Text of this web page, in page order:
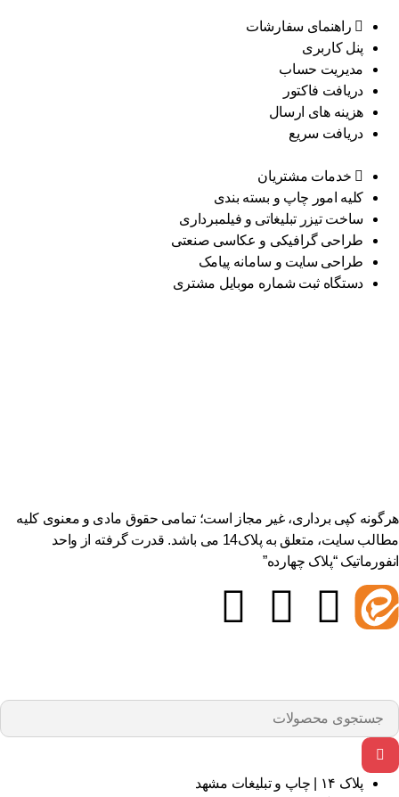
راهنمای سفارشات
پنل کاربری
مدیریت حساب
دریافت فاکتور
هزینه های ارسال
دریافت سریع
خدمات مشتریان
کلیه امور چاپ و بسته بندی
ساخت تیزر تبلیغاتی و فیلمبرداری
طراحی گرافیکی و عکاسی صنعتی
طراحی سایت و سامانه پیامک
دستگاه ثبت شماره موبایل مشتری
هرگونه کپی برداری، غیر مجاز است؛ تمامی حقوق مادی و معنوی کلیه
مطالب سایت، متعلق به پلاک14 می باشد. قدرت گرفته از واحد
انفورماتیک “پلاک چهارده”
پلاک ۱۴ | چاپ و تبلیغات مشهد